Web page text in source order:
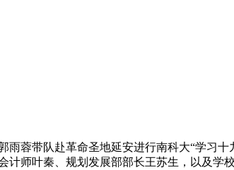
蓉带队赴革命圣地延安进行南科大“学习
师叶秦、规划发展部部长王苏生，以及学